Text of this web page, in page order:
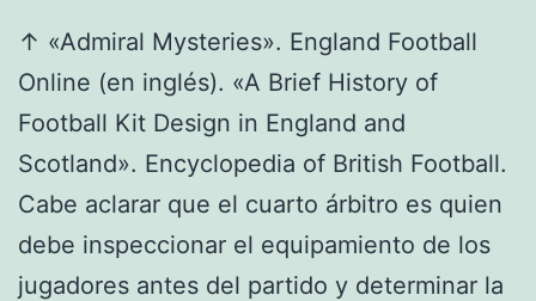
↑ «Admiral Mysteries». England Football
Online (en inglés). «A Brief History of
Football Kit Design in England and
Scotland». Encyclopedia of British Football.
Cabe aclarar que el cuarto árbitro es quien
debe inspeccionar el equipamiento de los
jugadores antes del partido y determinar la